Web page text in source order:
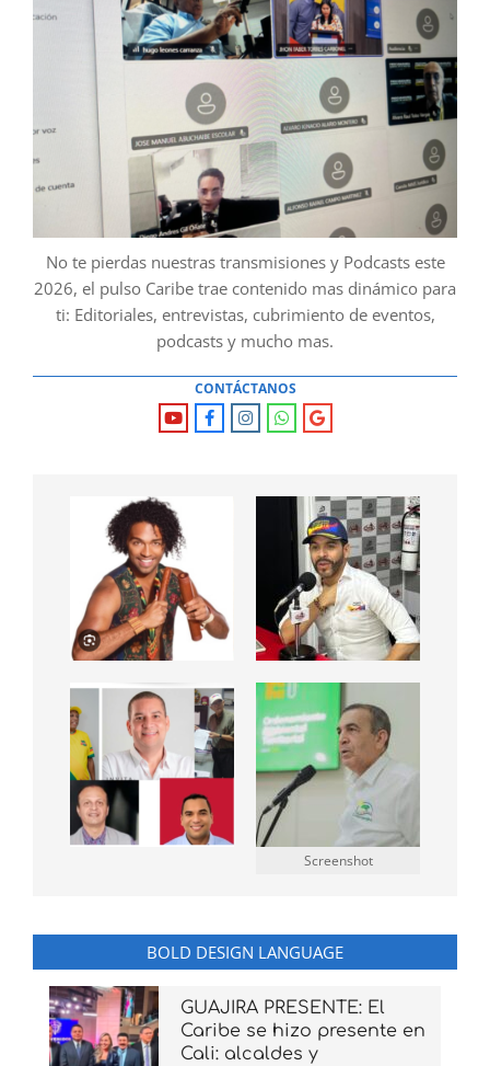
No te pierdas nuestras transmisiones y Podcasts este
2026, el pulso Caribe trae contenido mas dinámico para
ti: Editoriales, entrevistas, cubrimiento de eventos,
podcasts y mucho mas.
CONTÁCTANOS
Screenshot
BOLD DESIGN LANGUAGE
GUAJIRA PRESENTE: El
Caribe se hizo presente en
Cali: alcaldes y